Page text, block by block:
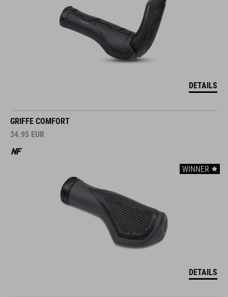
DETAILS
GRIFFE COMFORT
34.95 EUR
WINNER
DETAILS